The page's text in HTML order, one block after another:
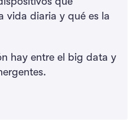
vida diaria y qué es la
hay entre el big data y